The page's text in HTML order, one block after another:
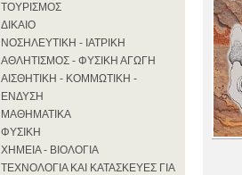
ΤΟΥΡΙΣΜΟΣ
ΔΙΚΑΙΟ
ΝΟΣΗΛΕΥΤΙΚΗ - ΙΑΤΡΙΚΗ
ΑΘΛΗΤΙΣΜΟΣ - ΦΥΣΙΚΗ ΑΓΩΓΗ
ΑΙΣΘΗΤΙΚΗ - ΚΟΜΜΩΤΙΚΗ -
ΕΝΔΥΣΗ
ΜΑΘΗΜΑΤΙΚΑ
ΦΥΣΙΚΗ
ΧΗΜΕΙΑ - ΒΙΟΛΟΓΙΑ
ΤΕΧΝΟΛΟΓΙΑ ΚΑΙ ΚΑΤΑΣΚΕΥΕΣ ΓΙΑ